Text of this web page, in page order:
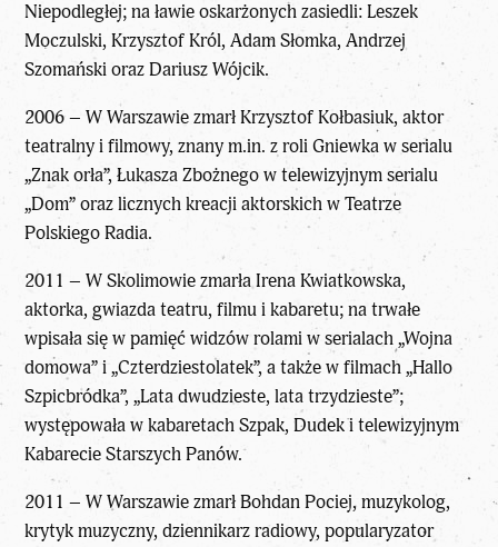
Niepodległej; na ławie oskarżonych zasiedli: Leszek
Moczulski, Krzysztof Król, Adam Słomka, Andrzej
Szomański oraz Dariusz Wójcik.
2006 – W Warszawie zmarł Krzysztof Kołbasiuk, aktor
teatralny i filmowy, znany m.in. z roli Gniewka w serialu
„Znak orła”, Łukasza Zbożnego w telewizyjnym serialu
„Dom” oraz licznych kreacji aktorskich w Teatrze
Polskiego Radia.
2011 – W Skolimowie zmarła Irena Kwiatkowska,
aktorka, gwiazda teatru, filmu i kabaretu; na trwałe
wpisała się w pamięć widzów rolami w serialach „Wojna
domowa” i „Czterdziestolatek”, a także w filmach „Hallo
Szpicbródka”, „Lata dwudzieste, lata trzydzieste”;
występowała w kabaretach Szpak, Dudek i telewizyjnym
Kabarecie Starszych Panów.
2011 – W Warszawie zmarł Bohdan Pociej, muzykolog,
krytyk muzyczny, dziennikarz radiowy, popularyzator